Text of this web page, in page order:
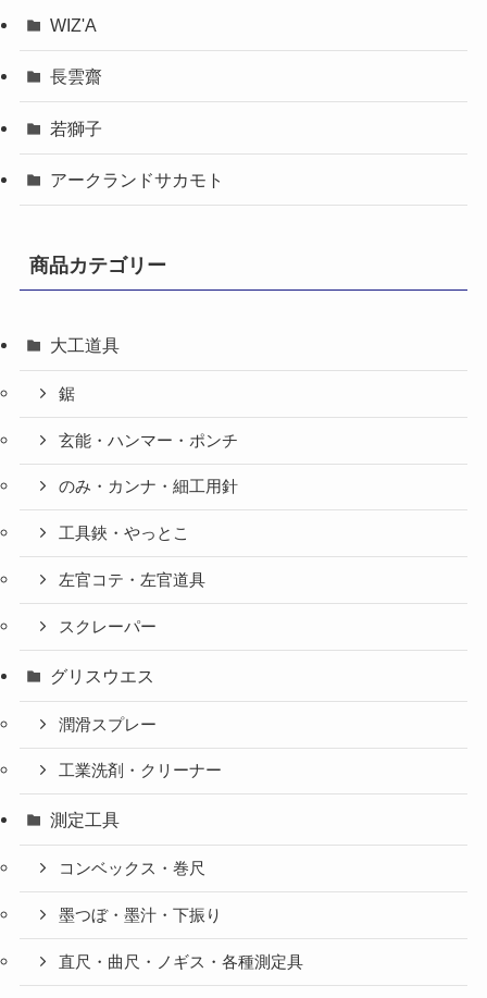
WIZ'A
長雲齋
若獅子
アークランドサカモト
商品カテゴリー
大工道具
鋸
玄能・ハンマー・ポンチ
のみ・カンナ・細工用針
工具鋏・やっとこ
左官コテ・左官道具
スクレーパー
グリスウエス
潤滑スプレー
工業洗剤・クリーナー
測定工具
コンベックス・巻尺
墨つぼ・墨汁・下振り
直尺・曲尺・ノギス・各種測定具